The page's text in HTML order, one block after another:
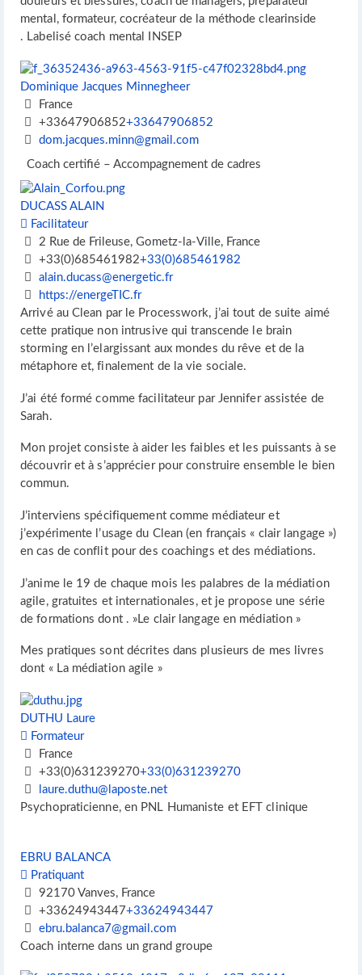
mental, formateur, cocréateur de la méthode clearinside
. Labelisé coach mental INSEP
Dominique Jacques Minnegheer
France
+33647906852+33647906852
dom.jacques.minn@gmail.com
Coach certifié – Accompagnement de cadres
DUCASS ALAIN
Facilitateur
2 Rue de Frileuse, Gometz-la-Ville, France
+33(0)685461982+33(0)685461982
alain.ducass@energetic.fr
https://energeTIC.fr
Arrivé au Clean par le Processwork, j’ai tout de suite aimé
cette pratique non intrusive qui transcende le brain
storming en l’elargissant aux mondes du rêve et de la
métaphore et, finalement de la vie sociale.
J’ai été formé comme facilitateur par Jennifer assistée de
Sarah.
Mon projet consiste à aider les faibles et les puissants à se
découvrir et à s’apprécier pour construire ensemble le bien
commun.
J’interviens spécifiquement comme médiateur et
j’expérimente l’usage du Clean (en français « clair langage »)
en cas de conflit pour des coachings et des médiations.
J’anime le 19 de chaque mois les palabres de la médiation
agile, gratuites et internationales, et je propose une série
de formations dont . »Le clair langage en médiation »
Mes pratiques sont décrites dans plusieurs de mes livres
dont « La médiation agile »
DUTHU Laure
Formateur
France
+33(0)631239270+33(0)631239270
laure.duthu@laposte.net
Psychopraticienne, en PNL Humaniste et EFT clinique
EBRU BALANCA
Pratiquant
92170 Vanves, France
+33624943447+33624943447
ebru.balanca7@gmail.com
Coach interne dans un grand groupe